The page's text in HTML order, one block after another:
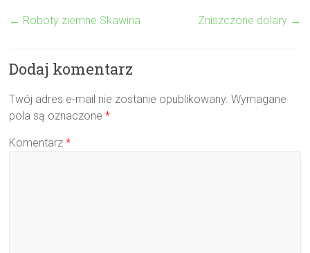
← Roboty ziemne Skawina Zniszczone dolary →
Dodaj komentarz
Twój adres e-mail nie zostanie opublikowany. Wymagane
pola są oznaczone*
Komentarz*